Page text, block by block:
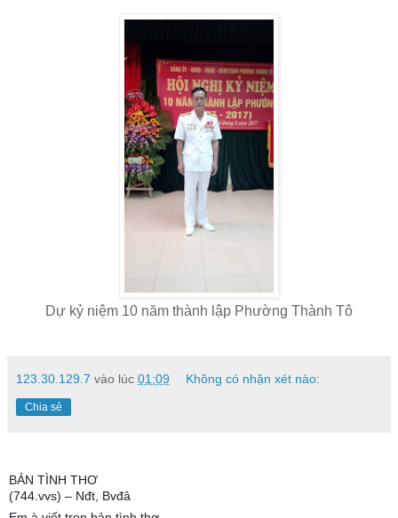
Dự kỷ niệm 10 năm thành lập Phường Thành Tô
123.30.129.7 vào lúc 01:09 Không có nhận xét nào:
Chia sẻ
BẢN TÌNH THƠ
(744.vvs) – Nđt, Bvđâ